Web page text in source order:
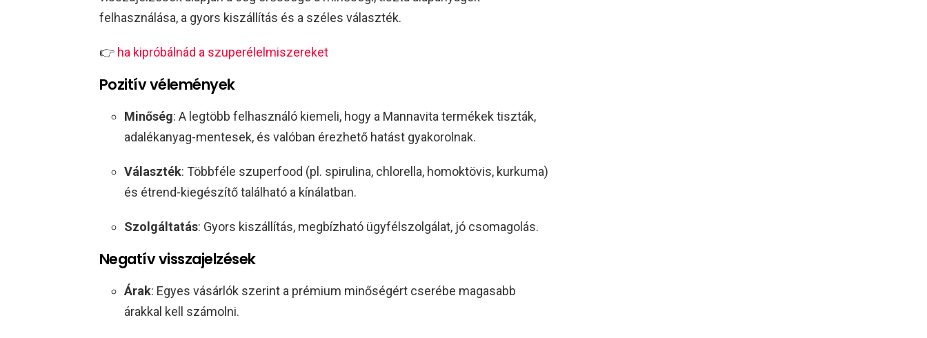
felhasználása, a gyors kiszállítás és a széles választék.
👉 ha kipróbálnád a szuperélelmiszereket
Pozitív vélemények
Minőség: A legtöbb felhasználó kiemeli, hogy a Mannavita termékek tiszták,
adalékanyag-mentesek, és valóban érezhető hatást gyakorolnak.
Választék: Többféle szuperfood (pl. spirulina, chlorella, homoktövis, kurkuma)
és étrend-kiegészítő található a kínálatban.
Szolgáltatás: Gyors kiszállítás, megbízható ügyfélszolgálat, jó csomagolás.
Negatív visszajelzések
Árak: Egyes vásárlók szerint a prémium minőségért cserébe magasabb
árakkal kell számolni.